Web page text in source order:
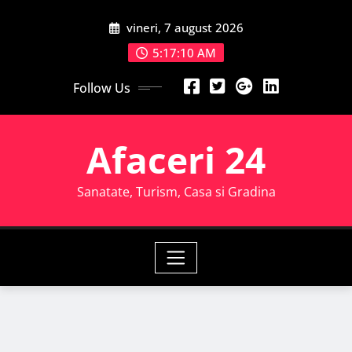
vineri, 7 august 2026
5:17:11 AM
Follow Us
Afaceri 24
Sanatate, Turism, Casa si Gradina